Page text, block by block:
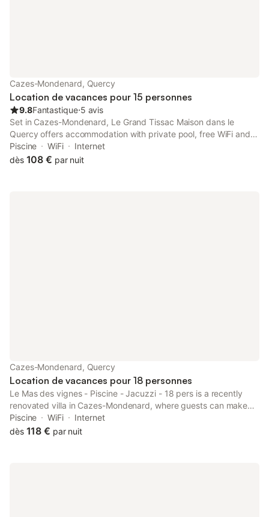
Cazes-Mondenard, Quercy
Location de vacances pour 15 personnes
9.8Fantastique⋅5 avis
Set in Cazes-Mondenard, Le Grand Tissac Maison dans le
Quercy offers accommodation with private pool, free WiFi and
free private parking for guests who drive. The air-conditioned
accommodation is 10 km from Roucous Golf Course.
Piscine WiFi
Internet
dès 108 € par nuit
Cazes-Mondenard, Quercy
Location de vacances pour 18 personnes
Le Mas des vignes - Piscine - Jacuzzi - 18 pers is a recently
renovated villa in Cazes-Mondenard, where guests can make
the most of its seasonal outdoor swimming pool and garden.
Piscine WiFi
Internet
dès 118 € par nuit